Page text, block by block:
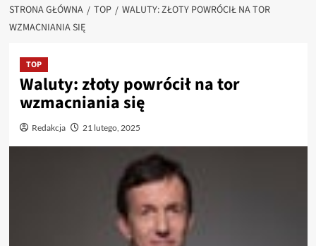
STRONA GŁÓWNA TOP
WALUTY: ZŁOTY POWRÓCIŁ NA TOR
WZMACNIANIA SIĘ
TOP
Waluty: złoty powrócił na tor
wzmacniania się
Redakcja 21 lutego, 2025